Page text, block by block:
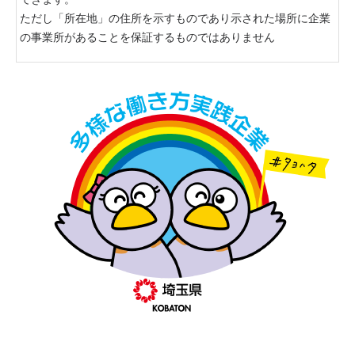
ただし「所在地」の住所を示すものであり示された場所に企業
の事業所があることを保証するものではありません